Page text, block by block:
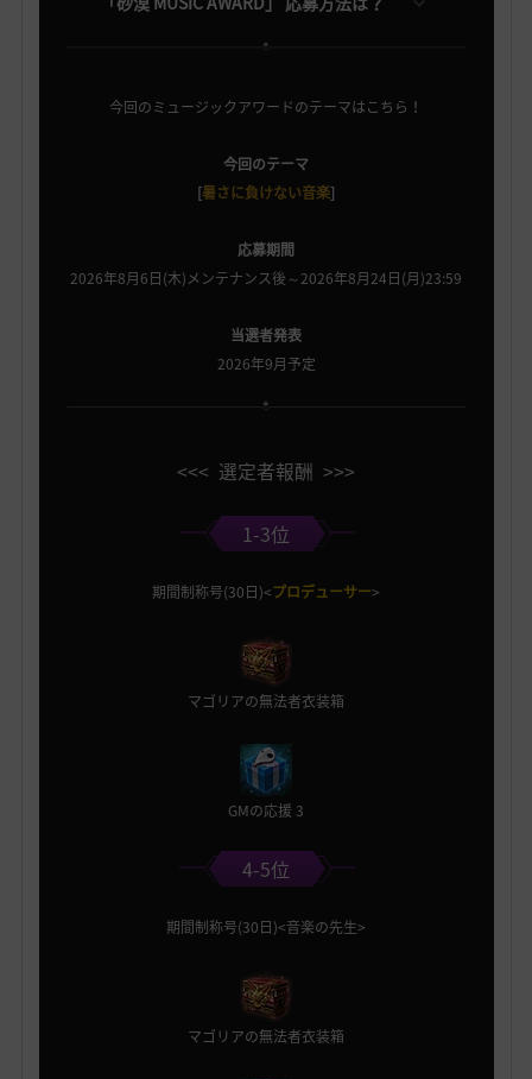
今回のミュージックアワードのテーマはこちら！
今回のテーマ
[暑さに負けない音楽]
応募期間
2026年8月6日(木)メンテナンス後～2026年8月24日(月)23:59
当選者発表
2026年9月予定
<<< 選定者報酬 >>>
1-3位
期間制称号(30日)<プロデューサー>
マゴリアの無法者衣装箱
GMの応援 3
4-5位
期間制称号(30日)<音楽の先生>
マゴリアの無法者衣装箱